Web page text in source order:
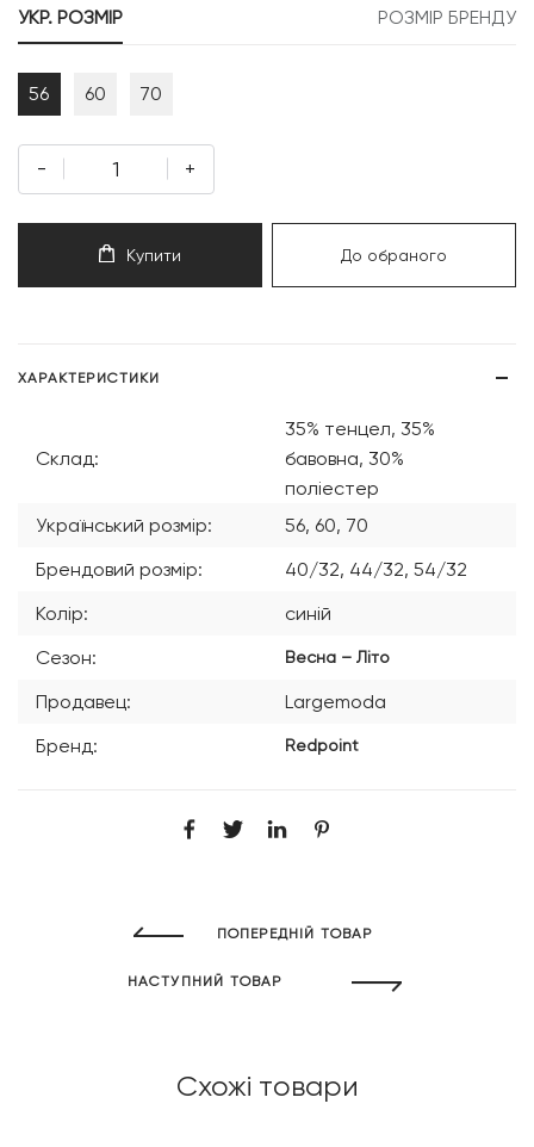
УКР. РОЗМІР РОЗМІР БРЕНДУ
56 60 70
- +
Купити До обраного
ХАРАКТЕРИСТИКИ
Склад:
35% тенцел, 35%
бавовна, 30%
поліестер
Український розмір:
56, 60, 70
Брендовий розмір:
40/32, 44/32, 54/32
Колір:
синій
Сезон:
Весна – Літо
Продавец:
Largemoda
Бренд:
Redpoint
ПОПЕРЕДНІЙ ТОВАР
НАСТУПНИЙ ТОВАР
Схожі товари